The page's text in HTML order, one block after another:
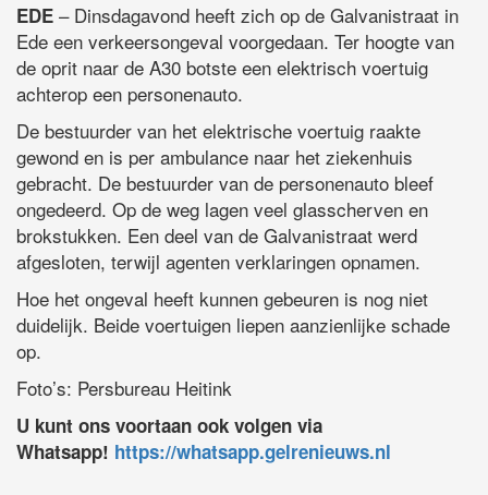
EDE – Dinsdagavond heeft zich op de Galvanistraat in
Ede een verkeersongeval voorgedaan. Ter hoogte van
de oprit naar de A30 botste een elektrisch voertuig
achterop een personenauto.
De bestuurder van het elektrische voertuig raakte
gewond en is per ambulance naar het ziekenhuis
gebracht. De bestuurder van de personenauto bleef
ongedeerd. Op de weg lagen veel glasscherven en
brokstukken. Een deel van de Galvanistraat werd
afgesloten, terwijl agenten verklaringen opnamen.
Hoe het ongeval heeft kunnen gebeuren is nog niet
duidelijk. Beide voertuigen liepen aanzienlijke schade
op.
Foto’s: Persbureau Heitink
U kunt ons voortaan ook volgen via
Whatsapp! https://whatsapp.gelrenieuws.nl